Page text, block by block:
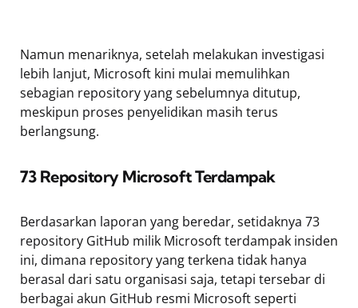
Namun menariknya, setelah melakukan investigasi
lebih lanjut, Microsoft kini mulai memulihkan
sebagian repository yang sebelumnya ditutup,
meskipun proses penyelidikan masih terus
berlangsung.
73 Repository Microsoft Terdampak
Berdasarkan laporan yang beredar, setidaknya 73
repository GitHub milik Microsoft terdampak insiden
ini, dimana repository yang terkena tidak hanya
berasal dari satu organisasi saja, tetapi tersebar di
berbagai akun GitHub resmi Microsoft seperti